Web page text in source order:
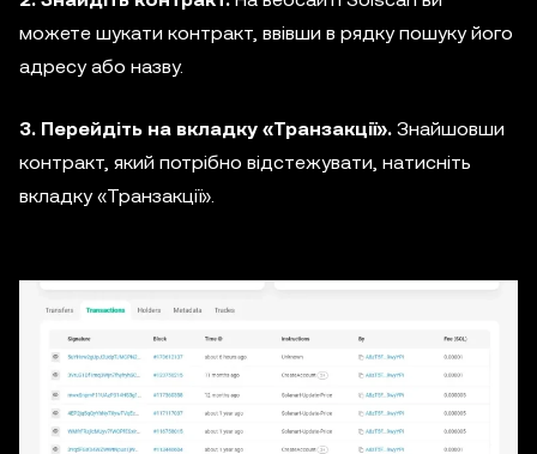
можете шукати контракт, ввівши в рядку пошуку його
адресу або назву.
3. Перейдіть на вкладку «Транзакції». Знайшовши
контракт, який потрібно відстежувати, натисніть
вкладку «Транзакції».